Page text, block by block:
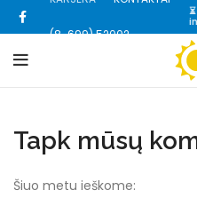
(8-699) 52002
Tapk mūsų
Šiuo metu ieškome: